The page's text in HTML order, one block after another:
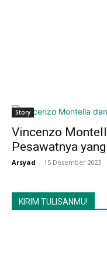
Story
Vincenzo
Pesawatnya
Arsyad - 15 Desember 2023
KIRIM TULISANMU!